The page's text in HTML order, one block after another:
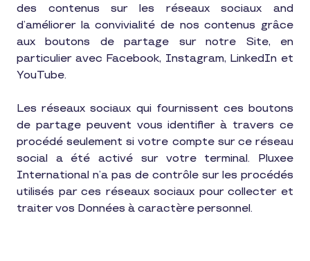
des contenus sur les réseaux sociaux and
d’améliorer la convivialité de nos contenus grâce
aux boutons de partage sur notre Site, en
particulier avec Facebook, Instagram, LinkedIn et
YouTube.
Les réseaux sociaux qui fournissent ces boutons
de partage peuvent vous identifier à travers ce
procédé seulement si votre compte sur ce réseau
social a été activé sur votre terminal. Pluxee
International n’a pas de contrôle sur les procédés
utilisés par ces réseaux sociaux pour collecter et
traiter vos Données à caractère personnel.